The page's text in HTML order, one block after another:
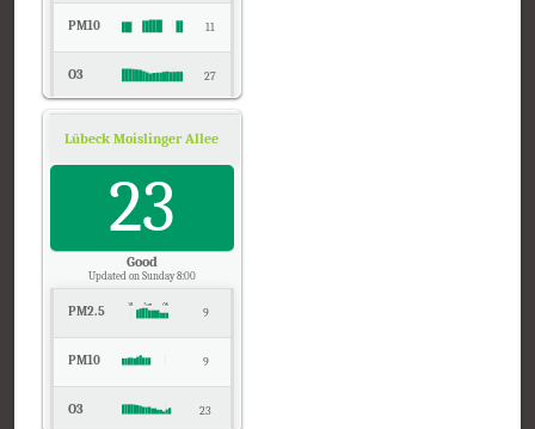
PM10 11
O3 27
Lübeck Moislinger Allee, Schleswig-Holstein
23
Good
Updated on Sunday 8:00
PM2.5 9
PM10 9
O3 23